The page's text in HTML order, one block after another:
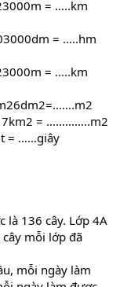
= …..km
= …..hm
= …..km
7km2 = …………..m2
= ……giây
là 136 cây. Lớp 4A
mỗi lớp đã
mỗi ngày làm